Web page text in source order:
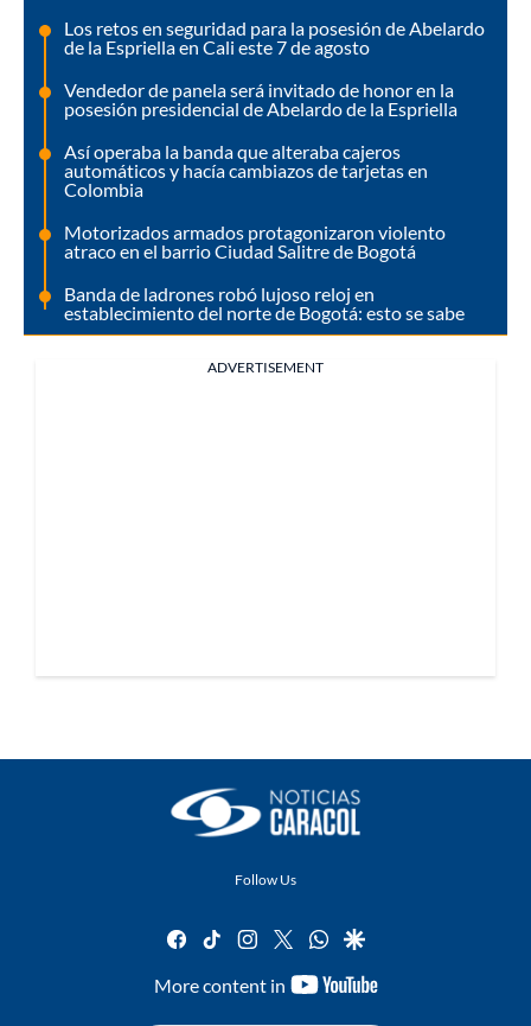
Los retos en seguridad para la posesión de Abelardo
de la Espriella en Cali este 7 de agosto
Vendedor de panela será invitado de honor en la
posesión presidencial de Abelardo de la Espriella
Así operaba la banda que alteraba cajeros
automáticos y hacía cambiazos de tarjetas en
Colombia
Motorizados armados protagonizaron violento
atraco en el barrio Ciudad Salitre de Bogotá
Banda de ladrones robó lujoso reloj en
establecimiento del norte de Bogotá: esto se sabe
ADVERTISEMENT
Follow Us
facebook
tiktok instagram
twitterwhatsapp
google
More content in
youtube-